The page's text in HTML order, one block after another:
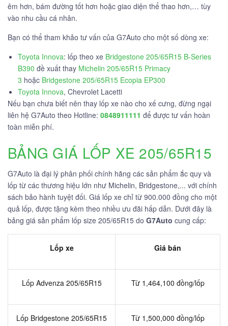
êm hơn, bám đường tốt hơn hoặc giao diện thể thao hơn,… tùy
vào nhu cầu cá nhân.
Bạn có thể tham khảo tư vấn của G7Auto cho một số dòng xe:
Toyota Innova: lốp theo xe Bridgestone 205/65R15 B-Series
B390 đề xuất thay Michelin 205/65R15 Primacy
3 hoặc Bridgestone 205/65R15 Ecopia EP300
Toyota Innova, Chevrolet Lacetti
Nếu bạn chưa biết nên thay lốp xe nào cho xế cưng, đừng ngại
liên hệ G7Auto theo Hotline: 0848911111 để được tư vấn hoàn
toàn miễn phí.
BẢNG GIÁ LỐP XE 205/65R15
G7Auto là đại lý phân phối chính hãng các sản phẩm ắc quy và
lốp từ các thương hiệu lớn như Michelin, Bridgestone,... với chính
sách bảo hành tuyệt đối. Giá lốp xe chỉ từ 900.000 đồng cho một
quả lốp, được tặng kèm theo nhiều ưu đãi hấp dẫn. Dưới đây là
bảng giá sản phẩm lốp size 205/65R15 do G7Auto cung cấp:
Lốp xe Giá bán
Lốp Advenza 205/65R15 Từ 1,464,100 đồng/lốp
Lốp Bridgestone 205/65R15 Từ 1,500,000 đồng/lốp